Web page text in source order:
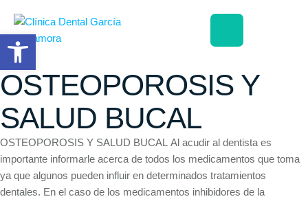
OSTEOPOROSIS Y
SALUD BUCAL
OSTEOPOROSIS Y SALUD BUCAL Al acudir al dentista es
importante informarle acerca de todos los medicamentos que toma
ya que algunos pueden influir en determinados tratamientos
dentales. En el caso de los medicamentos inhibidores de la
Abrir barra de herramientas